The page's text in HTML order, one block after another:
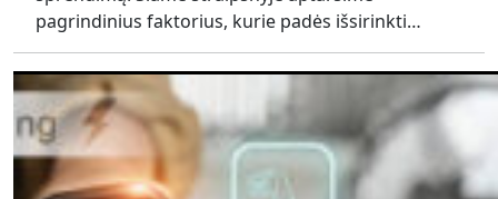
pagrindinius faktorius, kurie padės išsirinkti…